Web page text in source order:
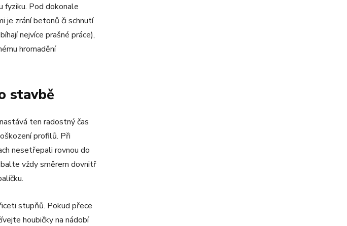
fyziku. Pod dokonale
je zrání betonů či schnutí
nejvíce prašné práce),
hromadění
stavbě
ten radostný čas
profilů. Při
nesetřepali rovnou do
vždy směrem dovnitř
stupňů. Pokud přece
houbičky na nádobí